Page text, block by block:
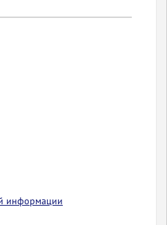
информации